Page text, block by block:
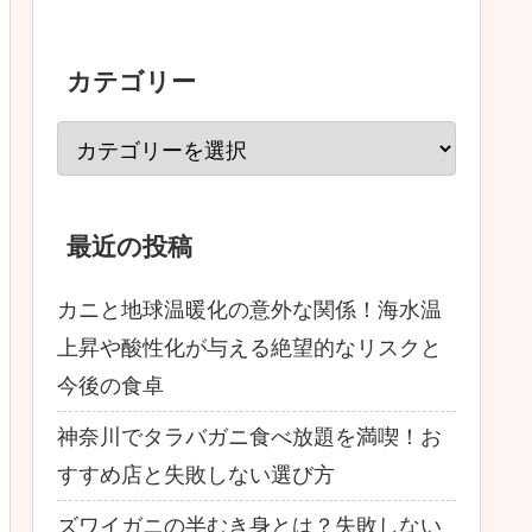
カテゴリー
最近の投稿
カニと地球温暖化の意外な関係！海水温
上昇や酸性化が与える絶望的なリスクと
今後の食卓
神奈川でタラバガニ食べ放題を満喫！お
すすめ店と失敗しない選び方
ズワイガニの半むき身とは？失敗しない